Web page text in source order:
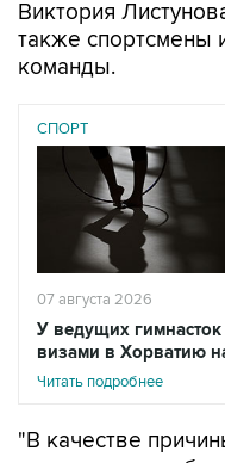
Виктория
также спортсмены
команды.
СПОРТ
07 августа 2026
У ведущих
визами в Хорватию
Читать подробнее
"В качестве